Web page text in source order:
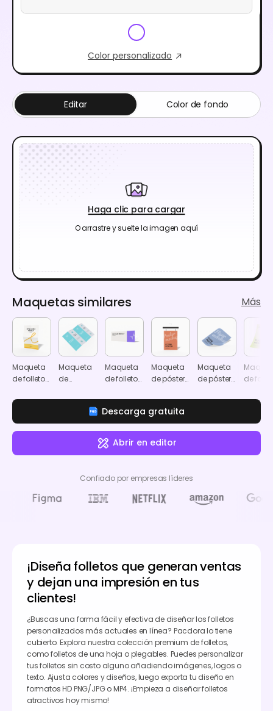
Color personalizado
Haga clic para cargar
O arrastre y suelte la imagen aquí
Editar Color de fondo
Maquetas similares Más
Maqueta
de folleto
A4
Maqueta
de
de folleto
Maqueta
de folletos
capa
Maqueta
de póster
Maqueta
de póster
tamaño
de
A4
Descarga gratuita
Abrir en editor
Confiado por empresas líderes
¡Diseña folletos que generan ventas
y dejan una impresión en tus
clientes!
¿Buscas una forma fácil y efectiva de diseñar los folletos
personalizados más actuales en línea? Pacdora lo tiene
cubierto. Explora nuestra colección premium de folletos,
como folletos de una hoja o plegables. Puedes personalizar
tus folletos sin costo alguno añadiendo imágenes, logos o
texto. Ajusta colores y diseños, luego exporta tu diseño en
formatos HD PNG/JPG o MP4. ¡Empieza a diseñar folletos
atractivos hoy mismo!